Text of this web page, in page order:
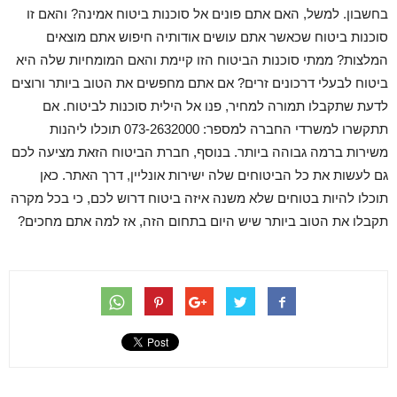
בחשבון. למשל, האם אתם פונים אל סוכנות ביטוח אמינה? והאם זו
סוכנות ביטוח שכאשר אתם עושים אודותיה חיפוש אתם מוצאים
המלצות? ממתי סוכנות הביטוח הזו קיימת והאם המומחיות שלה היא
ביטוח לבעלי דרכונים זרים? אם אתם מחפשים את הטוב ביותר ורוצים
לדעת שתקבלו תמורה למחיר, פנו אל הילית סוכנות לביטוח. אם
תתקשרו למשרדי החברה למספר: 073-2632000 תוכלו ליהנות
משירות ברמה גבוהה ביותר. בנוסף, חברת הביטוח הזאת מציעה לכם
גם לעשות את כל הביטוחים שלה ישירות אונליין, דרך האתר. כאן
תוכלו להיות בטוחים שלא משנה איזה ביטוח דרוש לכם, כי בכל מקרה
תקבלו את הטוב ביותר שיש היום בתחום הזה, אז למה אתם מחכים?